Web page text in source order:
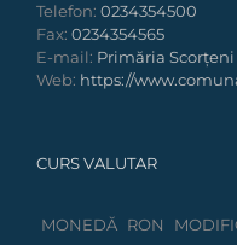
Telefon: 0234354500
Fax: 0234354565
E-mail: Primăria Scorțeni
Web: https://
CURS VALUTAR
MONEDĂ RON